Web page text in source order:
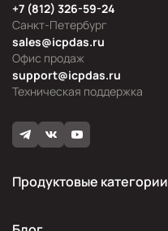
Офис продаж
sales@icpdas.ru
Санкт-Петербург
+7 (812) 326-59-24
Техническая поддержка
support@icpdas.ru
Продуктовые категории